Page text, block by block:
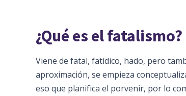
¿Qué es el fatalismo?
Viene de fatal, fatídico, hado, pero
aproximación, se empieza
eso que planifica el porvenir, por lo